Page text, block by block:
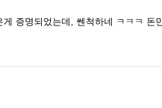
증명되었는데, 쎈척하네 ㅋㅋㅋ